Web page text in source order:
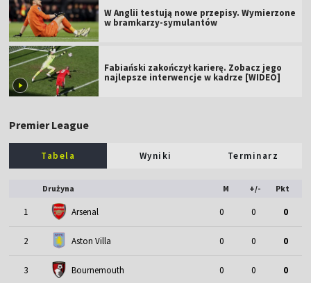
W Anglii testują nowe przepisy. Wymierzone
w bramkarzy-symulantów
Fabiański zakończył karierę. Zobacz jego
najlepsze interwencje w kadrze [WIDEO]
Premier League
Tabela Wyniki Terminarz
Drużyna M +/- Pkt
1 Arsenal 0 0 0
2 Aston Villa 0 0 0
3 Bournemouth 0 0 0